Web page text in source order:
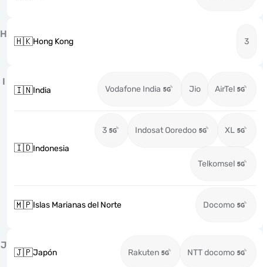
H
🇭🇰Hong Kong 3
I
🇮🇳India Vodafone India Jio AirTel
🇮🇩Indonesia
3 Indosat Ooredoo XL
Telkomsel
🇲🇵Islas Marianas del Norte Docomo
J
🇯🇵Japón Rakuten NTT docomo